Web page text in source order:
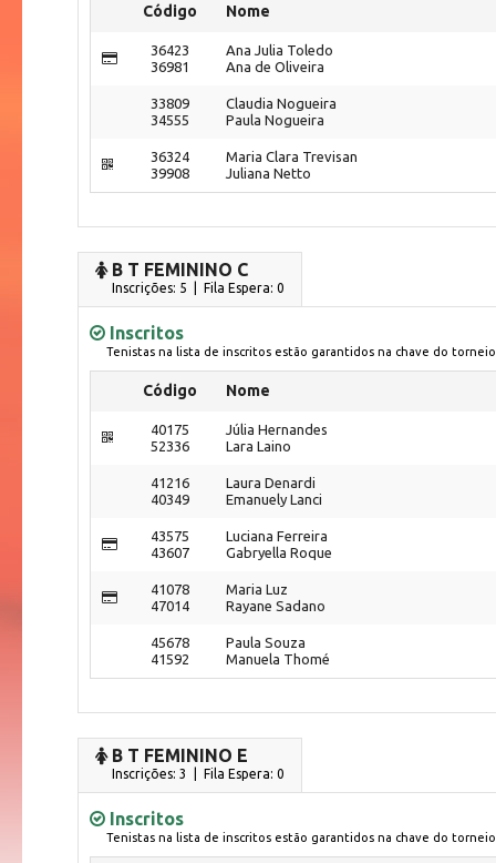
Código Nome
36423
36981
Ana Julia Toledo
Ana de Oliveira
33809
34555
Claudia Nogueira
Paula Nogueira
36324
39908
Maria Clara Trevisan
Juliana Netto
B T FEMININO C
Inscrições: 5 | Fila Espera: 0
Inscritos
Tenistas na lista de inscritos estão garantidos na chave do torneio
Código Nome
40175
52336
Júlia Hernandes
Lara Laino
41216
40349
Laura Denardi
Emanuely Lanci
43575
43607
Luciana Ferreira
Gabryella Roque
41078
47014
Maria Luz
Rayane Sadano
45678
41592
Paula Souza
Manuela Thomé
B T FEMININO E
Inscrições: 3 | Fila Espera: 0
Inscritos
Tenistas na lista de inscritos estão garantidos na chave do torneio